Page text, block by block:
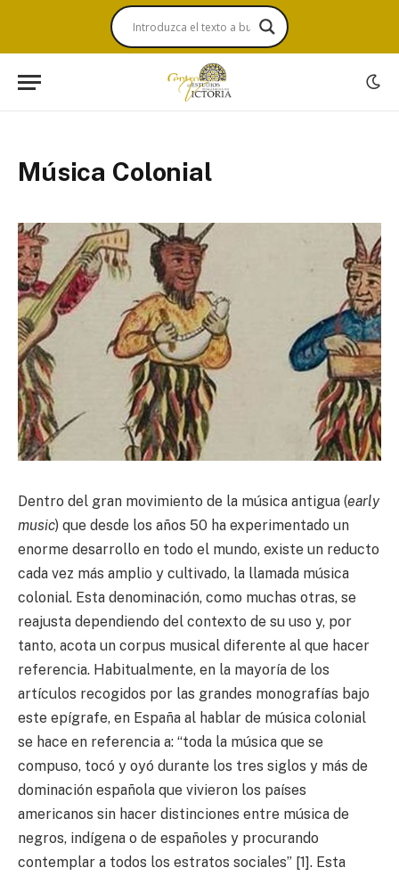
Música Colonial
Dentro del gran movimiento de la música antigua (early
music) que desde los años 50 ha experimentado un
enorme desarrollo en todo el mundo, existe un reducto
cada vez más amplio y cultivado, la llamada música
colonial. Esta denominación, como muchas otras, se
reajusta dependiendo del contexto de su uso y, por
tanto, acota un corpus musical diferente al que hacer
referencia. Habitualmente, en la mayoría de los
artículos recogidos por las grandes monografías bajo
este epígrafe, en España al hablar de música colonial
se hace en referencia a: “toda la música que se
compuso, tocó y oyó durante los tres siglos y más de
dominación española que vivieron los países
americanos sin hacer distinciones entre música de
negros, indígena o de españoles y procurando
contemplar a todos los estratos sociales” [1]. Esta